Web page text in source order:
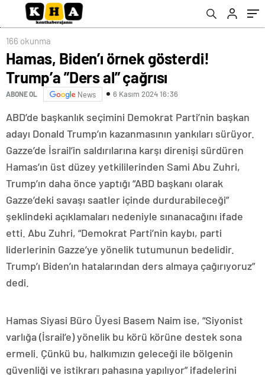
166 okunma
Hamas, Biden’ı örnek gösterdi!
Trump’a ”Ders al” çağrısı
ABONE OL News 6 Kasım 2024 16:36
ABD’de başkanlık seçimini Demokrat Parti’nin başkan
adayı Donald Trump’ın kazanmasının yankıları sürüyor.
Gazze’de İsrail’in saldırılarına karşı direnişi sürdüren
Hamas’ın üst düzey yetkililerinden Sami Abu Zuhri,
Trump’ın daha önce yaptığı “ABD başkanı olarak
Gazze’deki savaşı saatler içinde durdurabileceği”
şeklindeki açıklamaları nedeniyle sınanacağını ifade
etti. Abu Zuhri, “Demokrat Parti’nin kaybı, parti
liderlerinin Gazze’ye yönelik tutumunun bedelidir.
Trump’ı Biden’ın hatalarından ders almaya çağırıyoruz”
dedi.
Hamas Siyasi Büro Üyesi Basem Naim ise, “Siyonist
varlığa (İsrail’e) yönelik bu körü körüne destek sona
ermeli. Çünkü bu, halkımızın geleceği ile bölgenin
güvenliği ve istikrarı pahasına yapılıyor” ifadelerini